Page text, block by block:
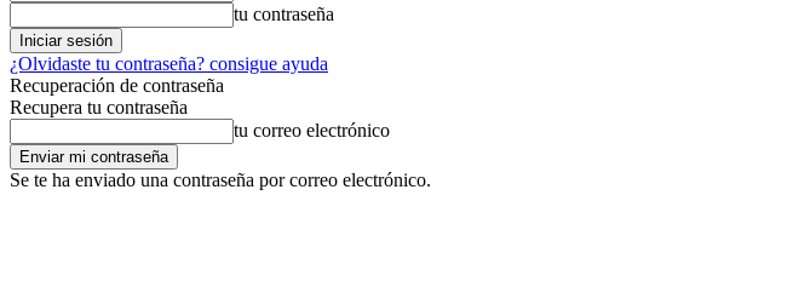
tu contraseña
¿Olvidaste tu contraseña? consigue ayuda
Recuperación de contraseña
Recupera tu contraseña
tu correo electrónico
Se te ha enviado una contraseña por correo electrónico.